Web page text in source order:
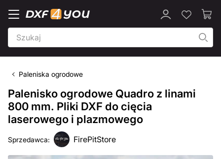
Paleniska ogrodowe
Palenisko ogrodowe Quadro z linami
800 mm. Pliki DXF do cięcia
laserowego i plazmowego
Sprzedawca: FirePitStore